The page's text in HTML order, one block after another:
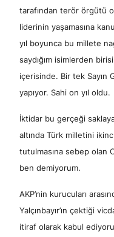
tarafından terör örgütü
liderinin yaşamasına
yıl boyunca bu millete
saydığım isimlerden
içerisinde. Bir tek Sayın
yapıyor. Sahi on yıl oldu.
İktidar bu gerçeği
altında Türk milletini
tutulmasına sebep olan
ben demiyorum.
AKP’nin kurucuları
Yalçınbayır’ın çektiği
itiraf olarak kabul